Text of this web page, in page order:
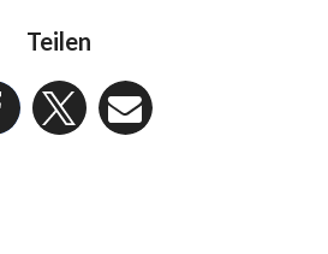
Teilen